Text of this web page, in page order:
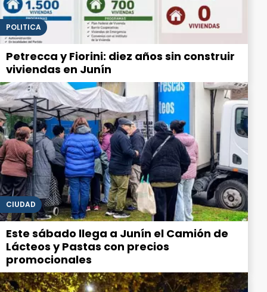
POLITICA
Petrecca y Fiorini: diez años sin construir
viviendas en Junín
CIUDAD
Este sábado llega a Junín el Camión de
Lácteos y Pastas con precios
promocionales